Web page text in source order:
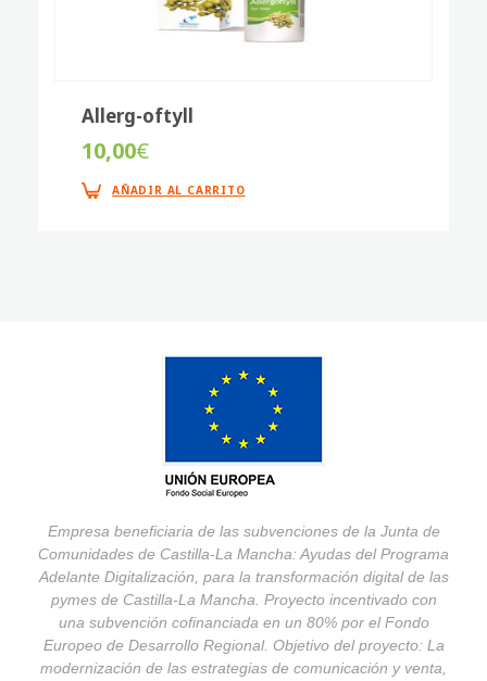
Allerg-oftyll
10,00€
AÑADIR AL CARRITO
Empresa beneficiaria de las subvenciones de la Junta de
Comunidades de Castilla-La Mancha: Ayudas del Programa
Adelante Digitalización, para la transformación digital de las
pymes de Castilla-La Mancha. Proyecto incentivado con
una subvención cofinanciada en un 80% por el Fondo
Europeo de Desarrollo Regional. Objetivo del proyecto: La
modernización de las estrategias de comunicación y venta,